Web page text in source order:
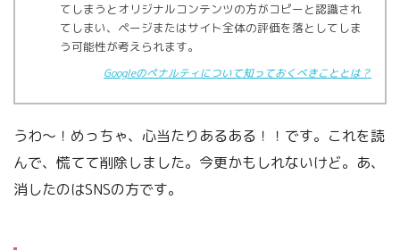
てしまうとオリジナルコンテンツの方がコピーと認識され
てしまい、ページまたはサイト全体の評価を落としてしま
う可能性が考えられます。
Googleのペナルティについて知っておくべきこととは？
うわ～！めっちゃ、心当たりあるある！！です。これを読
んで、慌てて削除しました。今更かもしれないけど。あ、
消したのはSNSの方です。